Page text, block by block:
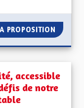
PROPOSITION UNE
accessible
de notre